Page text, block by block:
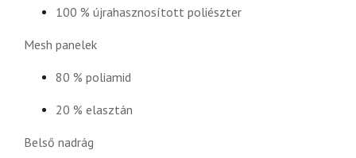
100 % újrahasznosított poliészter
Mesh panelek
80 % poliamid
20 % elasztán
Belső nadrág